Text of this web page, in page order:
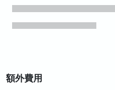
額外費用